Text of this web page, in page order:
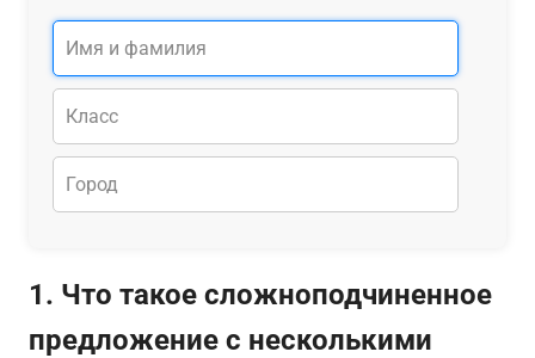
1. Что такое сложноподчиненное
предложение с несколькими